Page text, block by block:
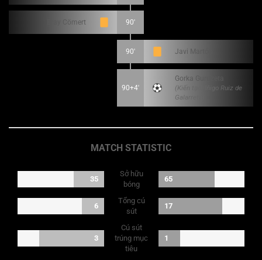
Eray Cömert 90'
90' Javi Martón
90+4'
Gorka Guruzeta
(Kiến tạo: Iñigo Ruiz de
Galarreta)
MATCH STATISTIC
35
Sở hữu
bóng
65
6
Tổng cú
sút
17
3
Cú sút
trúng mục
tiêu
1